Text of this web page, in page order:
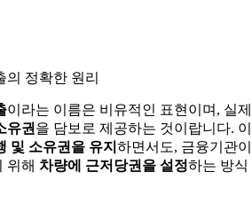
의 정확한 원리
이라는 이름은 비유적인 표현이며, 실제
유권 을 담보로 제공하는 것이랍니다. 이
및 소유권을 유지 하면서도, 금융기관이
위해 차량에 근저당권을 설정하는 방식